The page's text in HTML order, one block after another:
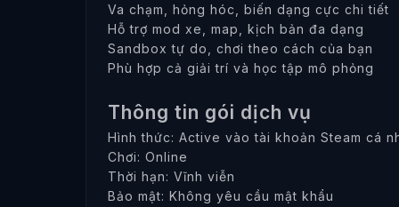
Va chạm, hỏng hóc, biến dạng cực chi tiết
Hỗ trợ mod xe, map, kịch bản đa dạng
Sandbox tự do, chơi theo cách của bạn
Phù hợp cả giải trí và học tập mô phỏng
Thông tin gói dịch vụ
Hình thức: Active vào tài khoản Steam cá
Chơi: Online
Thời hạn: Vĩnh viễn
Bảo mật: Không yêu cầu mật khẩu